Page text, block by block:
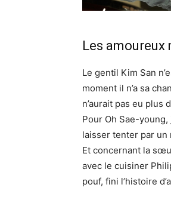
Les amoureux
Le gentil Kim San
moment il n’a sa
n’aurait pas eu plus
Pour Oh Sae-young,
laisser tenter par un
Et concernant la
avec le cuisiner
pouf, fini l’histoire